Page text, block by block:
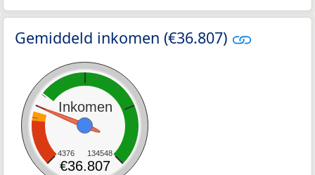
Gemiddeld inkomen (€36.807)
Inkomen
4376 134548
€36.807